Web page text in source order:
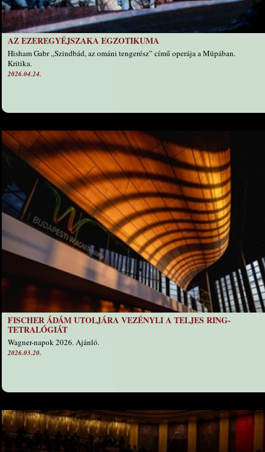
AZ EZEREGYÉJSZAKA EGZOTIKUMA
Hisham Gabr „Szindbád, az ománi tengerész” című operája a Müpában.
Kritika.
2026.04.24.
FISCHER ÁDÁM UTOLJÁRA VEZÉNYLI A TELJES RING-
TETRALÓGIÁT
Wagner-napok 2026. Ajánló.
2026.03.20.